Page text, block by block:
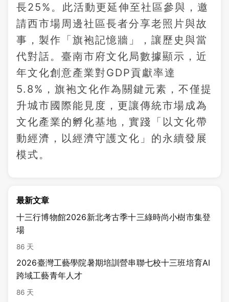
長25%。此活動更延伸至社區參與，邀
請西市場周邊社區長者分享老照片與故
事，製作「旗袍記憶牆」，讓歷史與當
代對話。臺南市府文化局數據顯示，近
年文化創意產業對GDP貢獻率達
5.8%，旗袍文化作為關鍵元素，不僅提
升城市國際能見度，更讓傳統市場成為
文化產業的孵化基地，實踐「以文化帶
動經濟，以經濟守護文化」的永續發展
模式。
最新文章
十三行博物館2026新北考古季十三綠時尚小樹市集登
場
86 天
2026臺灣工藝學院暑期培訓營串聯七校十三班培育AI
跨域工藝青年人才
86 天